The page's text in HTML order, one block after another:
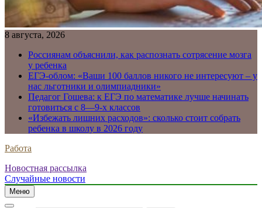
8 августа, 2026
Россиянам объяснили, как распознать сотрясение мозга
у ребенка
ЕГЭ-облом: «Ваши 100 баллов никого не интересуют – у
нас льготники и олимпиадники»
Педагог Гошева: к ЕГЭ по математике лучше начинать
готовиться с 8—9-х классов
«Избежать лишних расходов»: сколько стоит собрать
ребенка в школу в 2026 году
Работа
Новостная рассылка
Случайные новости
Меню